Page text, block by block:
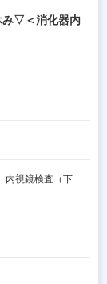
み▽＜消化器内
内視鏡検査（下